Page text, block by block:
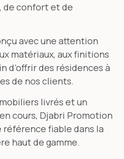
de confort et de
avec une attention
matériaux, aux finitions
d’offrir des résidences à
de nos clients.
livrés et un
cours, Djabri Promotion
référence fiable dans la
haut de gamme.